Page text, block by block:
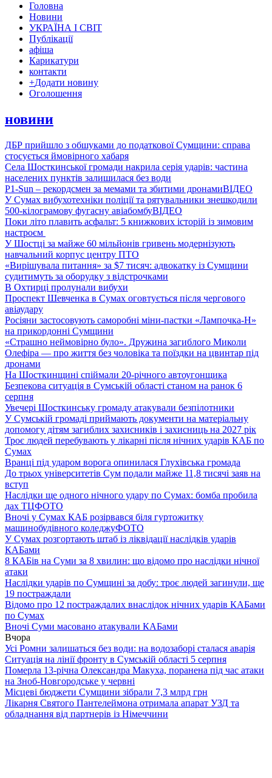
Головна
Новини
УКРАЇНА І СВІТ
Публікації
афіша
Карикатури
контакти
+Додати новину
Оголошення
новини
ДБР прийшло з обшуками до податкової Сумщини: справа
стосується ймовірного хабаря
Села Шосткинської громади накрила серія ударів: частина
населених пунктів залишилася без води
P1-Sun – рекордсмен за мемами та збитими дронамиВІДЕО
У Сумах вибухотехніки поліції та рятувальники знешкодили
500-кілограмову фугасну авіабомбуВІДЕО
Поки літо плавить асфальт: 5 книжкових історій із зимовим
настроєм
У Шостці за майже 60 мільйонів гривень модернізують
навчальний корпус центру ПТО
«Вирішувала питання» за $7 тисяч: адвокатку із Сумщини
судитимуть за оборудку з відстрочками
В Охтирці пролунали вибухи
Проспект Шевченка в Сумах оговтується після чергового
авіаудару
Росіяни застосовують саморобні міни-пастки «Лампочка-Н»
на прикордонні Сумщини
«Страшно неймовірно було». Дружина загиблого Миколи
Олефіра — про життя без чоловіка та поїздки на цвинтар під
дронами
На Шосткинщині спіймали 20-річного автоугонщика
Безпекова ситуація в Сумській області станом на ранок 6
серпня
Увечері Шосткинську громаду атакували безпілотники
У Сумській громаді приймають документи на матеріальну
допомогу дітям загиблих захисників і захисниць на 2027 рік
Троє людей перебувають у лікарні після нічних ударів КАБ по
Сумах
Вранці під ударом ворога опинилася Глухівська громада
До трьох університетів Сум подали майже 11,8 тисячі заяв на
вступ
Наслідки ще одного нічного удару по Сумах: бомба пробила
дах ТЦФОТО
Вночі у Сумах КАБ розірвався біля гуртожитку
машинобудівного коледжуФОТО
У Сумах розгортають штаб із ліквідації наслідків ударів
КАБами
8 КАБів на Суми за 8 хвилин: що відомо про наслідки нічної
атаки
Наслідки ударів по Сумщині за добу: троє людей загинули, ще
19 постраждали
Відомо про 12 постраждалих внаслідок нічних ударів КАБами
по Сумах
Вночі Суми масовано атакували КАБами
Вчора
Усі Ромни залишаться без води: на водозаборі сталася аварія
Ситуація на лінії фронту в Сумській області 5 серпня
Померла 13-річна Олександра Макуха, поранена під час атаки
на Зноб-Новгородське у червні
Місцеві бюджети Сумщини зібрали 7,3 млрд грн
Лікарня Святого Пантелеймона отримала апарат УЗД та
обладнання від партнерів із Німеччини